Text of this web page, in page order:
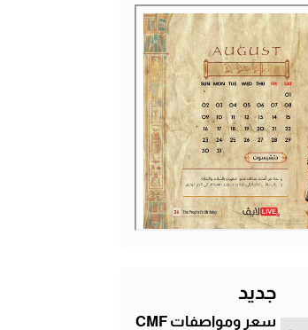
جديد
سعر ومواصفات CMF